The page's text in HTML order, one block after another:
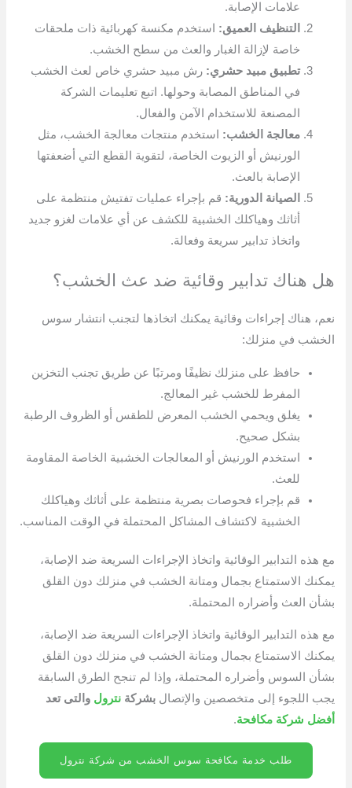
علامات الإصابة.
التنظيف العميق: استخدم مكنسة كهربائية ذات ملحقات
خاصة لإزالة الغبار والعث من سطح الخشب.
تطبيق مبيد حشري: رش مبيد حشري خاص لعث الخشب
في المناطق المصابة وحولها. اتبع تعليمات الشركة
المصنعة للاستخدام الآمن والفعال.
معالجة الخشب: استخدم منتجات معالجة الخشب، مثل
الورنيش أو الزيوت الخاصة، لتقوية القطع التي أضعفتها
الإصابة بالعث.
الصيانة الدورية: قم بإجراء عمليات تفتيش منتظمة على
أثاثك وهياكلك الخشبية للكشف عن أي علامات لغزو جديد
واتخاذ تدابير سريعة وفعالة.
هل هناك تدابير وقائية ضد عث الخشب؟
نعم، هناك إجراءات وقائية يمكنك اتخاذها لتجنب انتشار سوس
الخشب في منزلك:
حافظ على منزلك نظيفًا ومرتبًا عن طريق تجنب التخزين
المفرط للخشب غير المعالج.
يغلق ويحمي الخشب المعرض للطقس أو الظروف الرطبة
بشكل صحيح.
استخدم الورنيش أو المعالجات الخشبية الخاصة المقاومة
للعث.
قم بإجراء فحوصات بصرية منتظمة على أثاثك وهياكلك
الخشبية لاكتشاف المشاكل المحتملة في الوقت المناسب.
مع هذه التدابير الوقائية واتخاذ الإجراءات السريعة ضد الإصابة،
يمكنك الاستمتاع بجمال ومتانة الخشب في منزلك دون القلق
بشأن العث وأضراره المحتملة.
مع هذه التدابير الوقائية واتخاذ الإجراءات السريعة ضد الإصابة،
يمكنك الاستمتاع بجمال ومتانة الخشب في منزلك دون القلق
بشأن السوس وأضراره المحتملة، وإذا لم تنجح الطرق السابقة
يجب اللجوء إلى متخصصين والإتصالبشركةنترول والتى تعد
أفضل شركة مكافحة.
طلب خدمة مكافحة سوس الخشب من شركة نترول